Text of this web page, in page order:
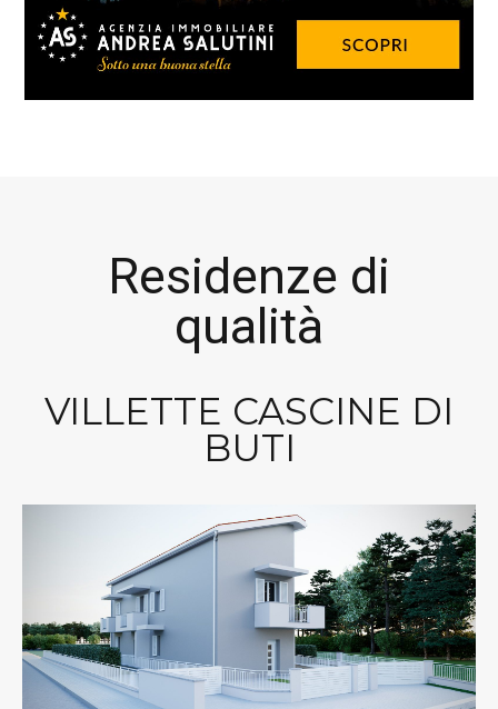
Residenze di
qualità
VILLETTE CASCINE DI
BUTI